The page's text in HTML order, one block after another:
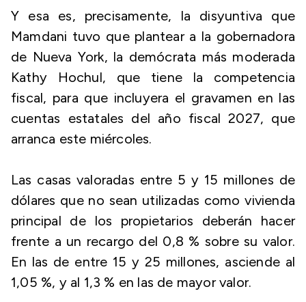
Y esa es, precisamente, la disyuntiva que
Mamdani tuvo que plantear a la gobernadora
de Nueva York, la demócrata más moderada
Kathy Hochul, que tiene la competencia
fiscal, para que incluyera el gravamen en las
cuentas estatales del año fiscal 2027, que
arranca este miércoles.
Las casas valoradas entre 5 y 15 millones de
dólares que no sean utilizadas como vivienda
principal de los propietarios deberán hacer
frente a un recargo del 0,8 % sobre su valor.
En las de entre 15 y 25 millones, asciende al
1,05 %, y al 1,3 % en las de mayor valor.